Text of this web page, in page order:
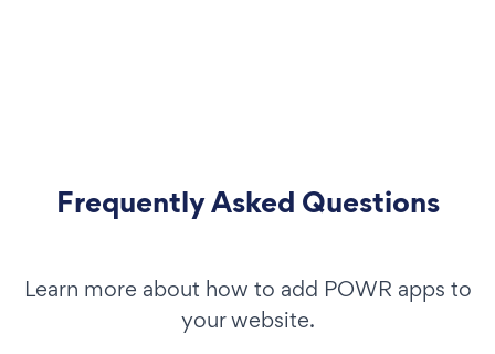
Frequently Asked Questions
Learn more about how to add POWR apps to
your website.